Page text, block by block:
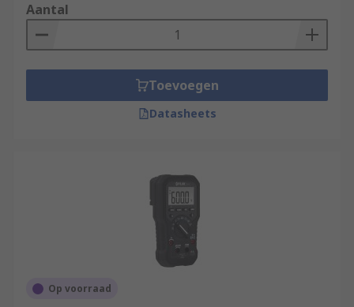
Aantal
Toevoegen
Datasheets
Op voorraad